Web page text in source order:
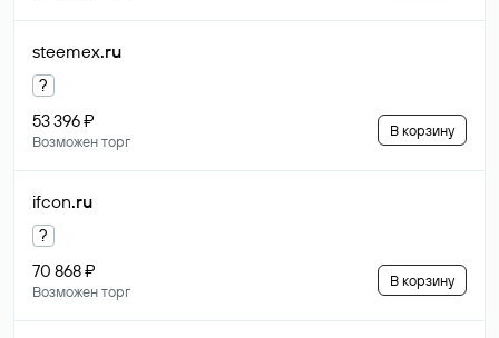
steemex.ru
?
53 396 ₽
Возможен торг
В корзину
ifcon.ru
?
70 868 ₽
Возможен торг
В корзину